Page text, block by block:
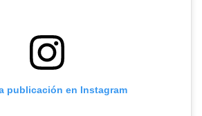
publicación en Instagram